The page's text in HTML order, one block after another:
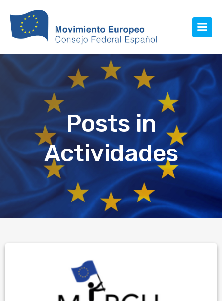
Posts in
Actividades